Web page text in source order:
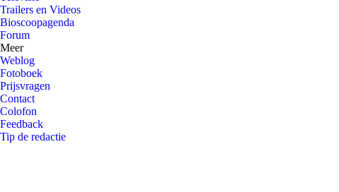
Trailers en Videos
Bioscoopagenda
Forum
Meer
Weblog
Fotoboek
Prijsvragen
Contact
Colofon
Feedback
Tip de redactie